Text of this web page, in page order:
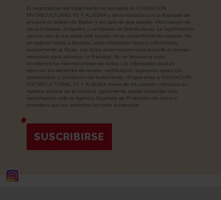
El responsable del tratamiento de sus datos es FUNDACIÓN
ENTRECULTURAS, FE Y ALEGRÍA y serán tratados con la finalidad de
enviarle el boletín de Redec y, en caso de que acepte, información de
las actividades, proyectos y campañas de Entreculturas. La legitimación
para el uso de sus datos está basada en su consentimiento expreso. No
se cederán datos a terceros, salvo obligación legal o informando
previamente al titular. Los datos serán conservados durante el tiempo
necesario para alcanzar la finalidad. No se llevarán a cabo
transferencias internacionales de datos. Los interesados podrán
ejercitar sus derechos de acceso, rectificación, supresión, oposición,
portabilidad, o limitación del tratamiento, dirigiéndose a FUNDACIÓN
ENTRECULTURAS, FE Y ALEGRÍA través de los canales indicados en
nuestra política de privacidad. Igualmente, puede presentar una
reclamación ante la Agencia Española de Protección de datos si
considera que sus derechos han sido vulnerados.
SUSCRIBIRSE